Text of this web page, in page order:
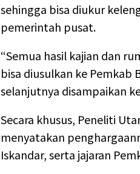
sehingga bisa diukur
pemerintah pusat.
“Semua hasil kajian dan
bisa diusulkan ke Pemkab
selanjutnya disampaikan
Secara khusus, Peneliti
menyatakan
Iskandar, serta jajaran